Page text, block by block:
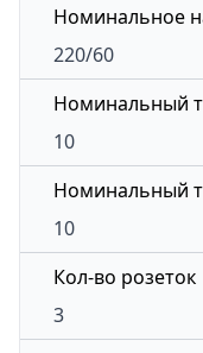
Номинальное
220/60
Номинальный
10
Номинальный
10
Кол-во розеток
3